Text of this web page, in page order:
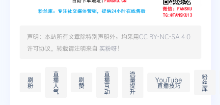
声明：本站所有文章除特别声明外，均采用CC BY-NC-SA 4.0
许可协议。转载请注明来自 买粉呀！
刷
粉
直
播
人
气
刷
赞
直
播
互
动
流
量
提
升
YouTube
直播技巧
粉
丝
库